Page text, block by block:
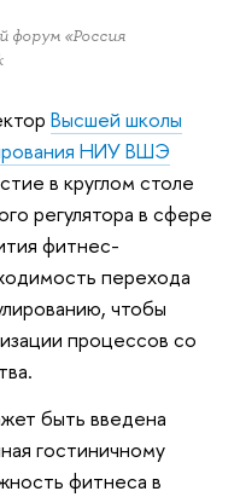
«Россия
Высшей школы
НИУ ВШЭ
в круглом столе
регулятора в сфере
фитнес-
перехода
чтобы
процессов со
быть введена
гостиничному
фитнеса в